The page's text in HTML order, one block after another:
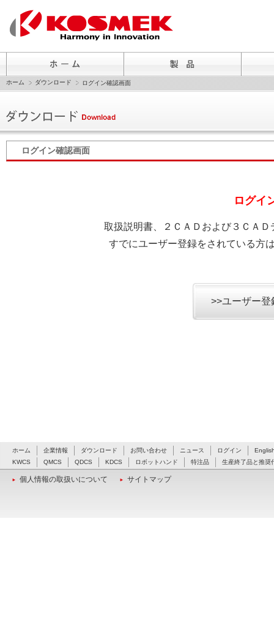
ホーム ダウンロード ログイン確認画面
ログイン確認画面
ログイ
取扱説明書、２ＣＡＤおよび３ＣＡ
すでにユーザー登録をされている方
>>ユーザー
ホーム 企業情報 ダウンロード お問い合わせ ニュース ログイン
KWCS
QMCS QDCS KDCS ロボットハンド 特注品 生産終了品と推奨
個人情報の取扱いについて サイトマップ